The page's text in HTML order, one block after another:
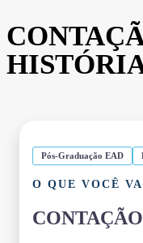
Pós-Graduação EAD
O QUE VOCÊ